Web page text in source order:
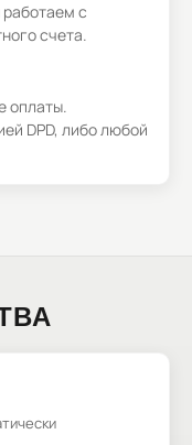
с
счета.
оплаты.
DPD, либо любой